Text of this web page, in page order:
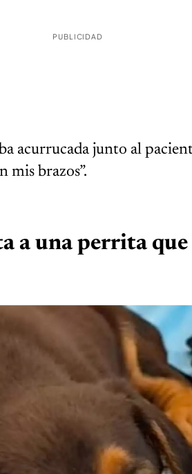
PUBLICIDAD
acurrucada junto al
mis brazos”.
a una perrita que